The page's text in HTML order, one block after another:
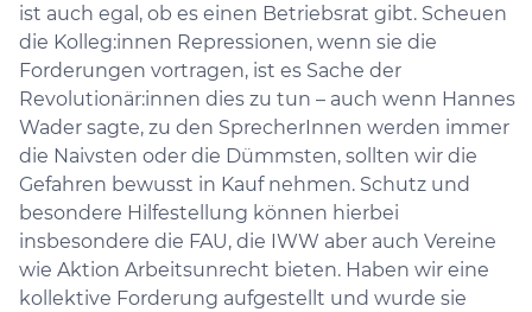
ist auch egal, ob es einen Betriebsrat gibt. Scheuen
die Kolleg:innen Repressionen, wenn sie die
Forderungen vortragen, ist es Sache der
Revolutionär:innen dies zu tun – auch wenn Hannes
Wader sagte, zu den SprecherInnen werden immer
die Naivsten oder die Dümmsten, sollten wir die
Gefahren bewusst in Kauf nehmen. Schutz und
besondere Hilfestellung können hierbei
insbesondere die FAU, die IWW aber auch Vereine
wie Aktion Arbeitsunrecht bieten. Haben wir eine
kollektive Forderung aufgestellt und wurde sie